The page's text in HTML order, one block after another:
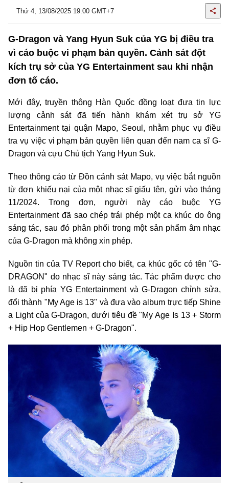
Thứ 4, 13/08/2025 19:00 GMT+7
G-Dragon và Yang Hyun Suk của YG bị điều tra
vì cáo buộc vi phạm bản quyền. Cảnh sát đột
kích trụ sở của YG Entertainment sau khi nhận
đơn tố cáo.
Mới đây, truyền thông Hàn Quốc đồng loạt đưa tin lực
lượng cảnh sát đã tiến hành khám xét trụ sở YG
Entertainment tại quận Mapo, Seoul, nhằm phục vụ điều
tra vụ việc vi phạm bản quyền liên quan đến nam ca sĩ G-
Dragon và cựu Chủ tịch Yang Hyun Suk.
Theo thông cáo từ Đồn cảnh sát Mapo, vụ việc bắt nguồn
từ đơn khiếu nại của một nhạc sĩ giấu tên, gửi vào tháng
11/2024. Trong đơn, người này cáo buộc YG
Entertainment đã sao chép trái phép một ca khúc do ông
sáng tác, sau đó phân phối trong một sản phẩm âm nhạc
của G-Dragon mà không xin phép.
Nguồn tin của TV Report cho biết, ca khúc gốc có tên "G-
DRAGON" do nhạc sĩ này sáng tác. Tác phẩm được cho
là đã bị phía YG Entertainment và G-Dragon chỉnh sửa,
đổi thành "My Age is 13" và đưa vào album trực tiếp Shine
a Light của G-Dragon, dưới tiêu đề "My Age Is 13 + Storm
+ Hip Hop Gentlemen + G-Dragon".